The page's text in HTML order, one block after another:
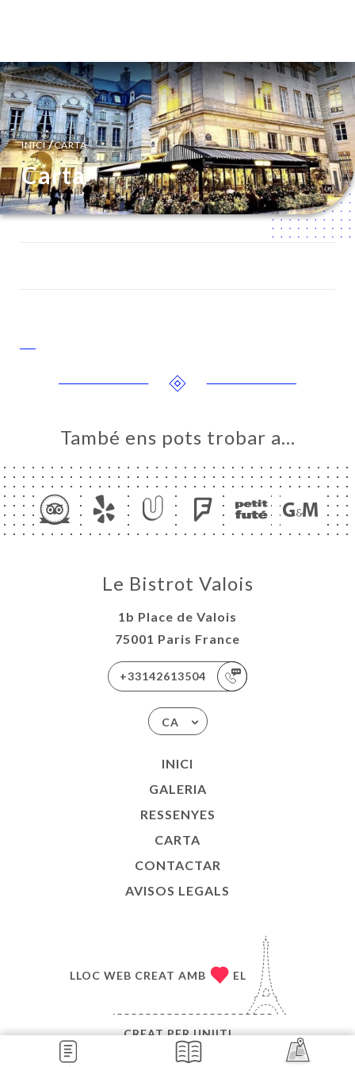
INICI/CARTA
Carta
També ens pots trobar a…
Le Bistrot Valois
1b Place de Valois
75001 Paris France
+33142613504
CA
INICI
GALERIA
RESSENYES
CARTA
CONTACTAR
AVISOS LEGALS
© COPYRIGHT :ANY - LE BISTROT VALOIS - TOTS
LLOC WEB CREAT AMB EL
CREAT PERUNIITI